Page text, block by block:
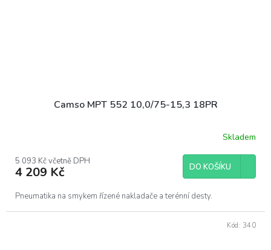
Camso MPT 552 10,0/75-15,3 18PR
Skladem
5 093 Kč včetně DPH
4 209 Kč DO KOŠÍKU
Pneumatika na smykem řízené nakladače a terénní desty.
Kód: 340